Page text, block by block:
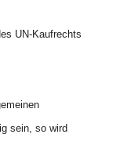
UN-Kaufrechts
sein, so wird